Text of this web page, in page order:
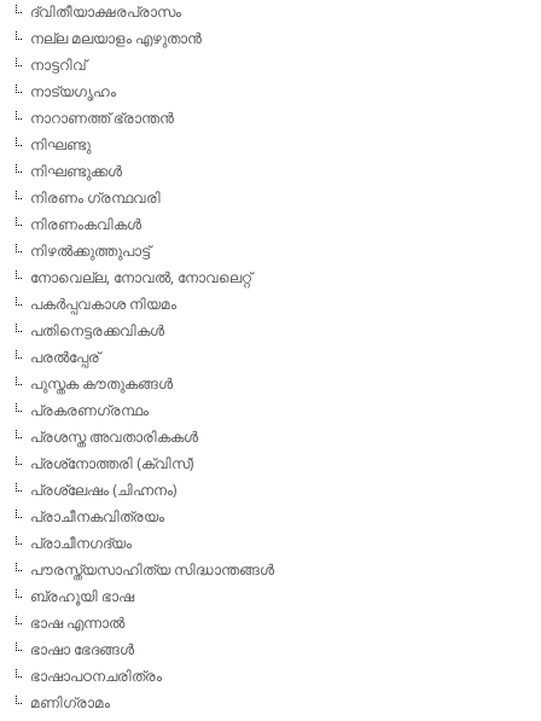
ദ്വിതീയാക്ഷരപ്രാസം
നല്ല മലയാളം എഴുതാന്‍
നാട്ടറിവ്
നാട്യഗൃഹം
നാറാണത്ത് ഭ്രാന്തന്‍
നിഘണ്ടു
നിഘണ്ടുക്കള്‍
നിരണം ഗ്രന്ഥവരി
നിരണംകവികള്‍
നിഴല്‍ക്കുത്തുപാട്ട്
നോവെല്ല, നോവല്‍, നോവലെറ്റ്
പകര്‍പ്പവകാശ നിയമം
പതിനെട്ടരക്കവികള്‍
പരല്‍പ്പേര്
പുസ്തക കൗതുകങ്ങള്‍
പ്രകരണഗ്രന്ഥം
പ്രശസ്ത അവതാരികകള്‍
പ്രശ്‌നോത്തരി (ക്വിസ്)
പ്രശ്ലേഷം (ചിഹ്നനം)
പ്രാചീനകവിത്രയം
പ്രാചീനഗദ്യം
പൗരസ്ത്യസാഹിത്യ സിദ്ധാന്തങ്ങള്‍
ബ്രഹൂയി ഭാഷ
ഭാഷ എന്നാല്‍
ഭാഷാ ഭേദങ്ങള്‍
ഭാഷാപഠനചരിത്രം
മണിഗ്രാമം